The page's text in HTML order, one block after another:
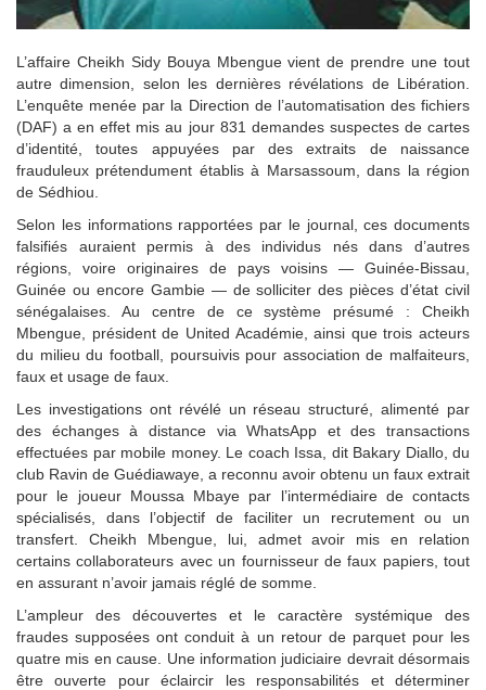
L’affaire Cheikh Sidy Bouya Mbengue vient de prendre une tout
autre dimension, selon les dernières révélations de Libération.
L’enquête menée par la Direction de l’automatisation des fichiers
(DAF) a en effet mis au jour 831 demandes suspectes de cartes
d’identité, toutes appuyées par des extraits de naissance
frauduleux prétendument établis à Marsassoum, dans la région
de Sédhiou.
Selon les informations rapportées par le journal, ces documents
falsifiés auraient permis à des individus nés dans d’autres
régions, voire originaires de pays voisins — Guinée-Bissau,
Guinée ou encore Gambie — de solliciter des pièces d’état civil
sénégalaises. Au centre de ce système présumé : Cheikh
Mbengue, président de United Académie, ainsi que trois acteurs
du milieu du football, poursuivis pour association de malfaiteurs,
faux et usage de faux.
Les investigations ont révélé un réseau structuré, alimenté par
des échanges à distance via WhatsApp et des transactions
effectuées par mobile money. Le coach Issa, dit Bakary Diallo, du
club Ravin de Guédiawaye, a reconnu avoir obtenu un faux extrait
pour le joueur Moussa Mbaye par l’intermédiaire de contacts
spécialisés, dans l’objectif de faciliter un recrutement ou un
transfert. Cheikh Mbengue, lui, admet avoir mis en relation
certains collaborateurs avec un fournisseur de faux papiers, tout
en assurant n’avoir jamais réglé de somme.
L’ampleur des découvertes et le caractère systémique des
fraudes supposées ont conduit à un retour de parquet pour les
quatre mis en cause. Une information judiciaire devrait désormais
être ouverte pour éclaircir les responsabilités et déterminer